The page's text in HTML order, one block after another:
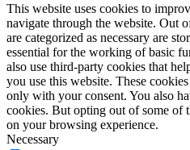
This website uses cookies to
navigate through the website. Out
are categorized as necessary are
essential for the working of basic
also use third-party cookies that
you use this website. These
only with your consent. You also
cookies. But opting out of some of
on your browsing experience.
Necessary